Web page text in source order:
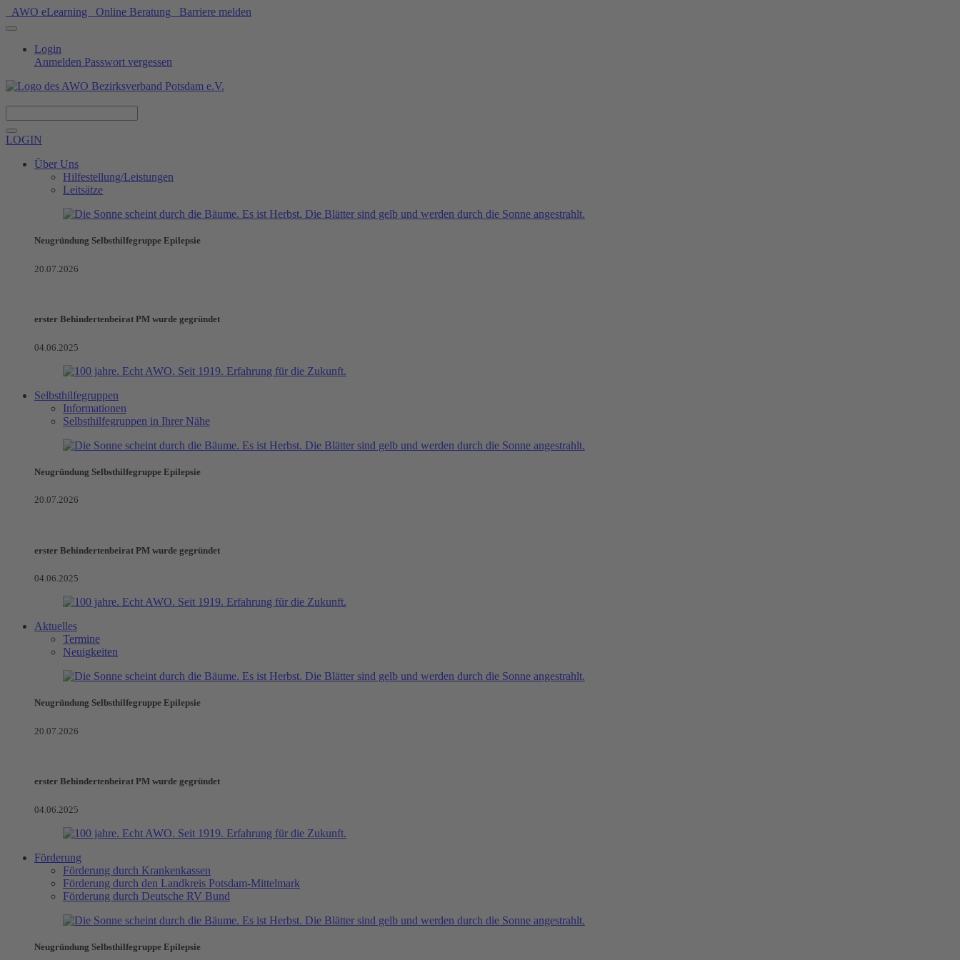
AWO eLearning Online Beratung Barriere melden
Login
Anmelden Passwort vergessen
LOGIN
Über Uns
Hilfestellung/Leistungen
Leitsätze
Neugründung Selbsthilfegruppe Epilepsie
20.07.2026
erster Behindertenbeirat PM wurde gegründet
04.06.2025
Selbsthilfegruppen
Informationen
Selbsthilfegruppen in Ihrer Nähe
Neugründung Selbsthilfegruppe Epilepsie
20.07.2026
erster Behindertenbeirat PM wurde gegründet
04.06.2025
Aktuelles
Termine
Neuigkeiten
Neugründung Selbsthilfegruppe Epilepsie
20.07.2026
erster Behindertenbeirat PM wurde gegründet
04.06.2025
Förderung
Förderung durch Krankenkassen
Förderung durch den Landkreis Potsdam-Mittelmark
Förderung durch Deutsche RV Bund
Neugründung Selbsthilfegruppe Epilepsie